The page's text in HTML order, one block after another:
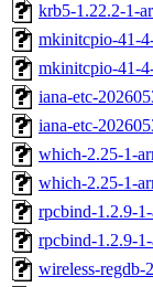
krb5-1.22.2-1-
mkinitcpio-41-
mkinitcpio-41-
iana-etc-
iana-etc-
which-2.25-1-
which-2.25-1-
rpcbind-1.2.9-
rpcbind-1.2.9-
wireless-regdb-